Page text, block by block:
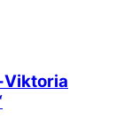
Viktoria